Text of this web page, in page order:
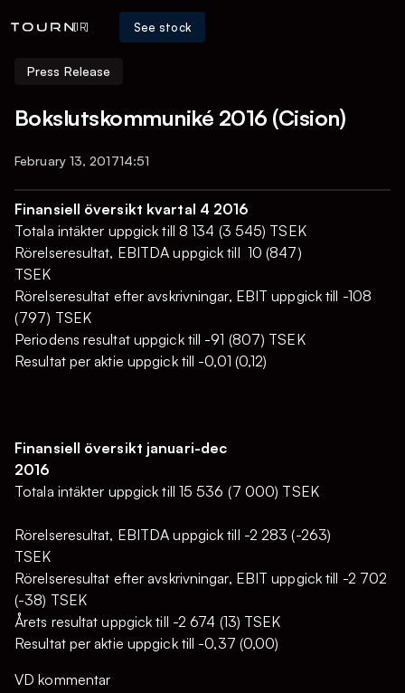
[IR] See stock
Press Release
Bokslutskommuniké 2016 (Cision)
February 13, 201714:51
Finansiell översikt kvartal 4 2016
Totala intäkter uppgick till 8 134 (3 545) TSEK
Rörelseresultat, EBITDA uppgick till 10 (847)
TSEK
Rörelseresultat efter avskrivningar, EBIT uppgick till -108
(797) TSEK
Periodens resultat uppgick till -91 (807) TSEK
Resultat per aktie uppgick till -0,01 (0,12)
Finansiell översikt januari-dec
2016
Totala intäkter uppgick till 15 536 (7 000) TSEK
Rörelseresultat, EBITDA uppgick till -2 283 (-263)
TSEK
Rörelseresultat efter avskrivningar, EBIT uppgick till -2 702
(-38) TSEK
Årets resultat uppgick till -2 674 (13) TSEK
Resultat per aktie uppgick till -0,37 (0,00)
VD kommentar